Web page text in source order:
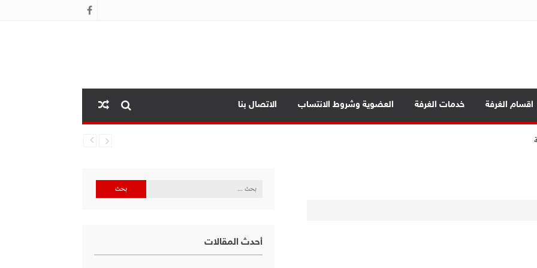
اقسام الغرفة خدمات الغرفة العضوية وشروط الانتساب الاتصال بنا
البحث
أحدث المقالات